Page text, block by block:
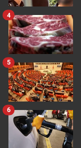
4
5
6